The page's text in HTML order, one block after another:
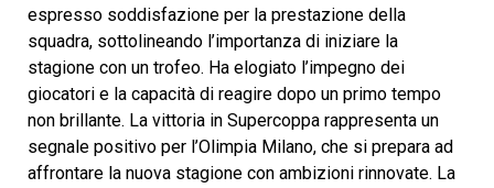
espresso soddisfazione per la prestazione della
squadra, sottolineando l’importanza di iniziare la
stagione con un trofeo. Ha elogiato l’impegno dei
giocatori e la capacità di reagire dopo un primo tempo
non brillante. La vittoria in Supercoppa rappresenta un
segnale positivo per l’Olimpia Milano, che si prepara ad
affrontare la nuova stagione con ambizioni rinnovate. La